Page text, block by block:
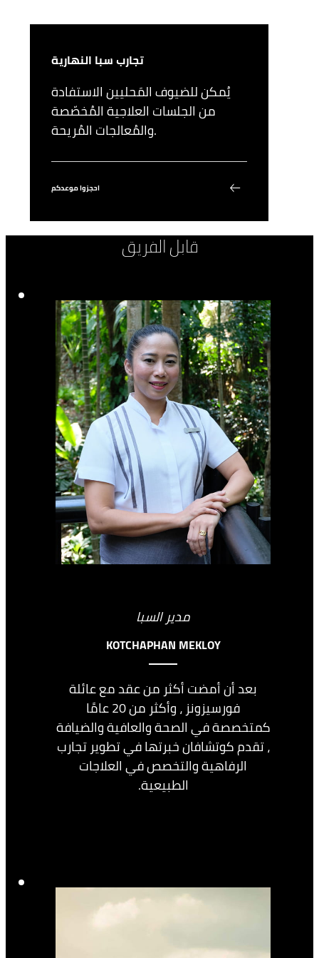
تجارب سبا النهارية
يُمكن للضيوف المَحليين الاستفادة
من الجلسات العلاجية المُخصّصة
والمُعالجات المُريحة.
احجزوا موعدكم
قابل الفريق
مدير السبا
KOTCHAPHAN MEKLOY
بعد أن أمضت أكثر من عقد مع عائلة
فورسيزونز ، وأكثر من 20 عامًا
كمتخصصة في الصحة والعافية والضيافة
، تقدم كوتشافان خبرتها في تطوير تجارب
الرفاهية والتخصص في العلاجات
الطبيعية.